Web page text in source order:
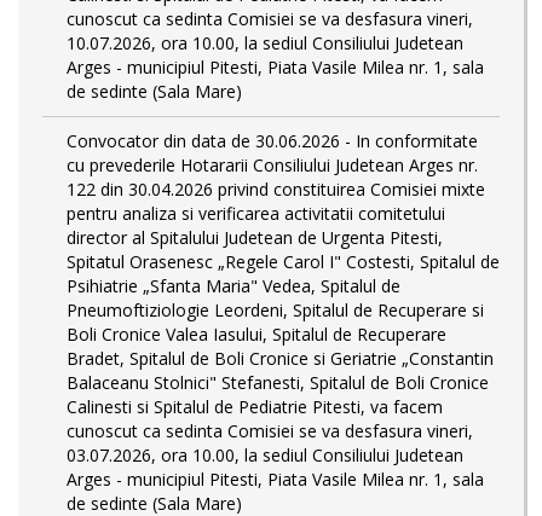
cunoscut ca sedinta Comisiei se va desfasura vineri,
10.07.2026, ora 10.00, la sediul Consiliului Judetean
Arges - municipiul Pitesti, Piata Vasile Milea nr. 1, sala
de sedinte (Sala Mare)
Convocator din data de 30.06.2026 - In conformitate
cu prevederile Hotararii Consiliului Judetean Arges nr.
122 din 30.04.2026 privind constituirea Comisiei mixte
pentru analiza si verificarea activitatii comitetului
director al Spitalului Judetean de Urgenta Pitesti,
Spitatul Orasenesc „Regele Carol I" Costesti, Spitalul de
Psihiatrie „Sfanta Maria" Vedea, Spitalul de
Pneumoftiziologie Leordeni, Spitalul de Recuperare si
Boli Cronice Valea Iasului, Spitalul de Recuperare
Bradet, Spitalul de Boli Cronice si Geriatrie „Constantin
Balaceanu Stolnici" Stefanesti, Spitalul de Boli Cronice
Calinesti si Spitalul de Pediatrie Pitesti, va facem
cunoscut ca sedinta Comisiei se va desfasura vineri,
03.07.2026, ora 10.00, la sediul Consiliului Judetean
Arges - municipiul Pitesti, Piata Vasile Milea nr. 1, sala
de sedinte (Sala Mare)